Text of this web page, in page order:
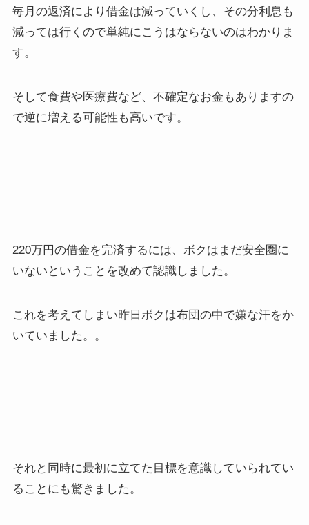
毎月の返済により借金は減っていくし、その分利息も
減っては行くので単純にこうはならないのはわかりま
す。
そして食費や医療費など、不確定なお金もありますの
で逆に増える可能性も高いです。
220万円の借金を完済するには、ボクはまだ安全圏に
いないということを改めて認識しました。
これを考えてしまい昨日ボクは布団の中で嫌な汗をか
いていました。。
それと同時に最初に立てた目標を意識していられてい
ることにも驚きました。